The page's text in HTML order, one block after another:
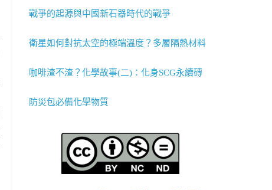
戰爭的起源與中國新石器時代的戰爭
衛星如何對抗太空的極端溫度？多層隔熱材料
咖啡渣不渣？化學故事(二)：化身SCG永續磚
防災包必備化學物質